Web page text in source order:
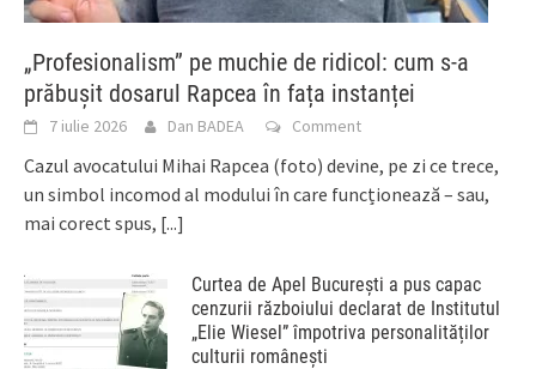
„Profesionalism” pe muchie de ridicol: cum s-a
prăbușit dosarul Rapcea în fața instanței
7 iulie 2026 Dan BADEA Comment
Cazul avocatului Mihai Rapcea (foto) devine, pe zi ce trece,
un simbol incomod al modului în care funcționează – sau,
mai corect spus, [...]
Curtea de Apel București a pus capac
cenzurii războiului declarat de Institutul
„Elie Wiesel” împotriva personalităților
culturii românești